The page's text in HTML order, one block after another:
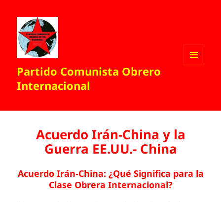
Partido Comunista Obrero
Internacional
Acuerdo Irán-China y la
Guerra EE.UU.- China
Acuerdo Irán-China: ¿Qué Significa para la
Clase Obrera Internacional?